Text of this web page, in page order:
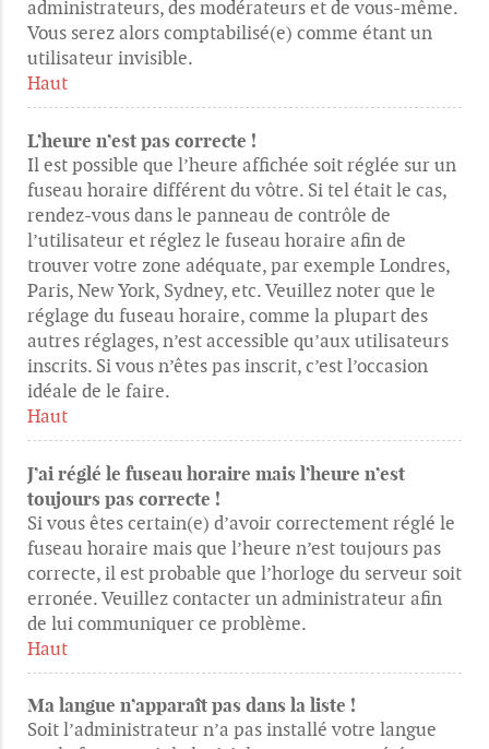
administrateurs, des modérateurs et de vous-même.
Vous serez alors comptabilisé(e) comme étant un
utilisateur invisible.
Haut
L’heure n’est pas correcte !
Il est possible que l’heure affichée soit réglée sur un
fuseau horaire différent du vôtre. Si tel était le cas,
rendez-vous dans le panneau de contrôle de
l’utilisateur et réglez le fuseau horaire afin de
trouver votre zone adéquate, par exemple Londres,
Paris, New York, Sydney, etc. Veuillez noter que le
réglage du fuseau horaire, comme la plupart des
autres réglages, n’est accessible qu’aux utilisateurs
inscrits. Si vous n’êtes pas inscrit, c’est l’occasion
idéale de le faire.
Haut
J’ai réglé le fuseau horaire mais l’heure n’est
toujours pas correcte !
Si vous êtes certain(e) d’avoir correctement réglé le
fuseau horaire mais que l’heure n’est toujours pas
correcte, il est probable que l’horloge du serveur soit
erronée. Veuillez contacter un administrateur afin
de lui communiquer ce problème.
Haut
Ma langue n’apparaît pas dans la liste !
Soit l’administrateur n’a pas installé votre langue